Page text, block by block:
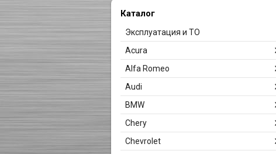
Каталог
Эксплуатация и ТО
Acura
Alfa Romeo
Audi
BMW
Chery
Chevrolet